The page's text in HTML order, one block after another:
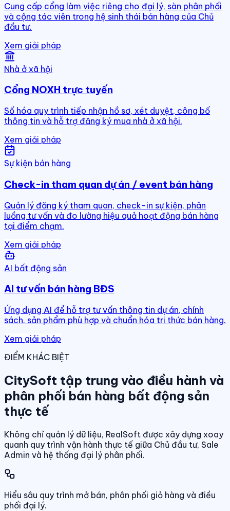
Cung cấp cổng làm việc riêng cho đại lý, sàn phân phối
và cộng tác viên trong hệ sinh thái bán hàng của Chủ
đầu tư.
Xem giải pháp
Nhà ở xã hội
Cổng NOXH trực tuyến
Số hóa quy trình tiếp nhận hồ sơ, xét duyệt, công bố
thông tin và hỗ trợ đăng ký mua nhà ở xã hội.
Xem giải pháp
Sự kiện bán hàng
Check-in tham quan dự án / event bán hàng
Quản lý đăng ký tham quan, check-in sự kiện, phân
luồng tư vấn và đo lường hiệu quả hoạt động bán hàng
tại điểm chạm.
Xem giải pháp
AI bất động sản
AI tư vấn bán hàng BĐS
Ứng dụng AI để hỗ trợ tư vấn thông tin dự án, chính
sách, sản phẩm phù hợp và chuẩn hóa tri thức bán hàng.
Xem giải pháp
ĐIỂM KHÁC BIỆT
CitySoft tập trung vào điều hành và
phân phối bán hàng bất động sản
thực tế
Không chỉ quản lý dữ liệu, RealSoft được xây dựng xoay
quanh quy trình vận hành thực tế giữa Chủ đầu tư, Sale
Admin và hệ thống đại lý phân phối.
Hiểu sâu quy trình mở bán, phân phối giỏ hàng và điều
phối đại lý.